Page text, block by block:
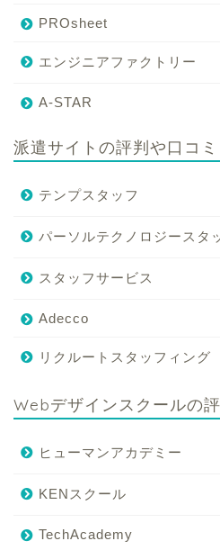
PROsheet
エンジニアファクトリー
A-STAR
派遣サイトの評判や口コミ
テンプスタッフ
パーソルテクノロジースタ
スタッフサービス
Adecco
リクルートスタッフィング
Webデザインスクールの
ヒューマンアカデミー
KENスクール
TechAcademy